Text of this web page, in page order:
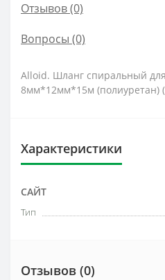
Отзывов (0)
Вопросы (0)
Alloid. Шланг спиральный
8мм*12мм*15м (полиуретан)
Характеристики
САЙТ
Тип
Отзывов (0)